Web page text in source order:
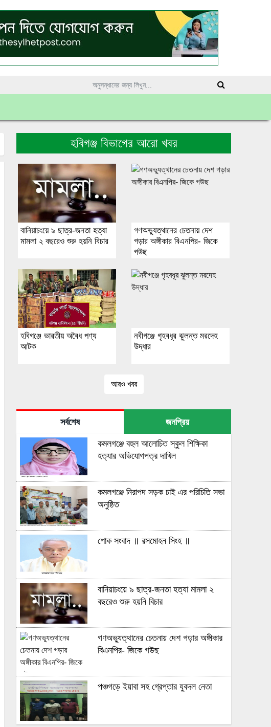
হবিগঞ্জ বিভাগের আরো খবর
বানিয়াচংয়ে ৯ ছাত্র-জনতা হত্যা
মামলা ২ বছরেও শুরু হয়নি বিচার
গণঅভ্যুত্থানের চেতনায় দেশ
গড়ার অঙ্গীকার বিএনপির- জিকে
গউছ
হবিগঞ্জে ভারতীয় অবৈধ পণ্য
আটক
নবীগঞ্জে গৃহবধূর ঝুলন্ত মরদেহ
উদ্ধার
আরও খবর
সর্বশেষ জনপ্রিয়
কমলগঞ্জে বহুল আলোচিত স্কুল শিক্ষিকা
হত্যার অভিযোগপত্র দাখিল
কমলগঞ্জে নিরাপদ সড়ক চাই এর পরিচিতি সভা
অনুষ্ঠিত
শোক সংবাদ ॥ রসমোহন সিংহ ॥
বানিয়াচংয়ে ৯ ছাত্র-জনতা হত্যা মামলা ২
বছরেও শুরু হয়নি বিচার
গণঅভ্যুত্থানের চেতনায় দেশ গড়ার অঙ্গীকার
বিএনপির- জিকে গউছ
পঞ্চগড়ে ইয়াবা সহ গ্রেপ্তার যুবদল নেতা